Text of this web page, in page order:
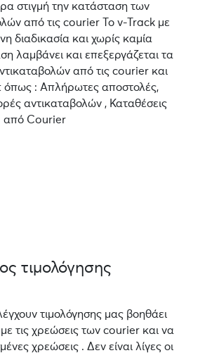
στιγμή την κατάσταση των
από τις courier Το v-Track με
διαδικασία και χωρίς καμία
λαμβάνει και επεξεργάζεται τα
από τις courier και
όπως : Απλήρωτες αποστολές,
αντικαταβολών , Καταθέσεις
από Courier
τιμολόγησης
τιμολόγησης μας βοηθάει
τις χρεώσεις των courier και να
χρεώσεις . Δεν είναι λίγες οι